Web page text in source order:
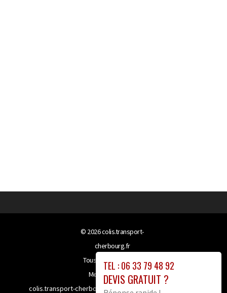
TEL : 06 33 79 48 92
DEVIS GRATUIT ?
© 2026colis.transport-
cherbourg.fr
Tous droits réservés
Mentions légales
colis.transport-cherbourg.fr bénéficie de la technologie